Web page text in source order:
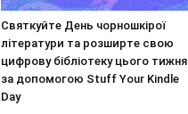
Святкуйте День чорношкірої
літератури та розширте свою
цифрову бібліотеку цього тижня
за допомогою Stuff Your Kindle
Day